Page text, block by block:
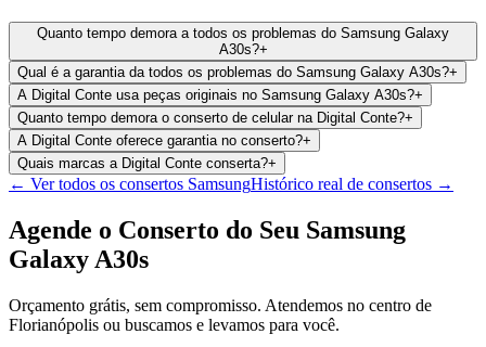
Quanto tempo demora a todos os problemas do Samsung Galaxy
A30s?+
Qual é a garantia da todos os problemas do Samsung Galaxy A30s?+
A Digital Conte usa peças originais no Samsung Galaxy A30s?+
Quanto tempo demora o conserto de celular na Digital Conte?+
A Digital Conte oferece garantia no conserto?+
Quais marcas a Digital Conte conserta?+
← Ver todos os consertos SamsungHistórico real de consertos →
Agende o Conserto do Seu Samsung
Galaxy A30s
Orçamento grátis, sem compromisso. Atendemos no centro de
Florianópolis ou buscamos e levamos para você.